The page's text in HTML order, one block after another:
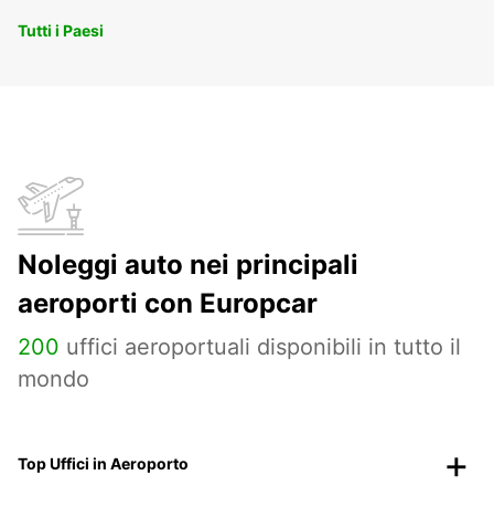
Tutti i Paesi
Noleggi auto nei principali
aeroporti con Europcar
200 uffici aeroportuali disponibili in tutto il
mondo
Top Uffici in Aeroporto